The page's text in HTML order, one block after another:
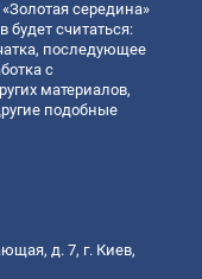
середина»
считаться:
последующее
с
материалов,
подобные
д. 7, г. Киев,